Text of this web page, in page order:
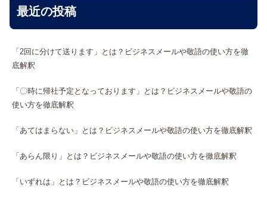
最近の投稿
「2回に分けて送ります」とは？ビジネスメールや敬語の使い方を徹
底解釈
「〇時に帰社予定となっております」とは？ビジネスメールや敬語の
使い方を徹底解釈
「あてはまらない」とは？ビジネスメールや敬語の使い方を徹底解釈
「あらん限り」とは？ビジネスメールや敬語の使い方を徹底解釈
「いずれは」とは？ビジネスメールや敬語の使い方を徹底解釈